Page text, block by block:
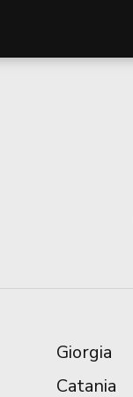
Giorgia
Catania